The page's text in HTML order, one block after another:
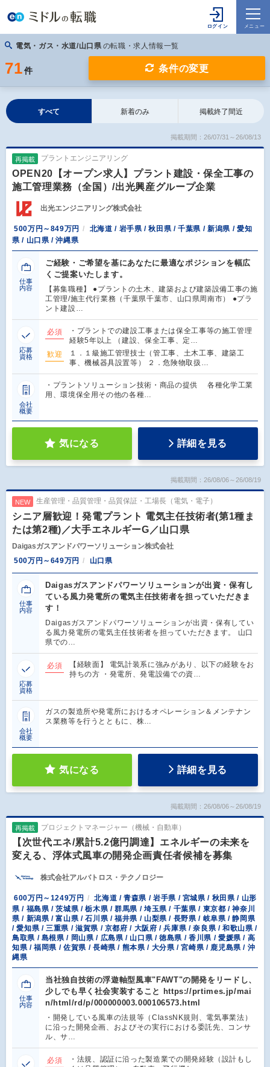
電気・ガス・水道/山口県 の転職・求人情報一覧
71 件 条件の変更
すべて 新着のみ 掲載終了間近
掲載期間：26/07/31～26/08/13
再掲載 プラントエンジニアリング
OPEN20【オープン求人】プラント建設・保全工事の
施工管理業務（全国）/出光興産グループ企業
出光エンジニアリング株式会社
500万円～849万円
北海道 / 岩手県 / 秋田県 / 千葉県 / 新潟県 / 愛知
県 / 山口県 / 沖縄県
仕事
内容
ご経験・ご希望を基にあなたに最適なポジションを幅広
くご提案いたします。
【募集職種】 ●プラントの土木、建築および建築設備工事の施
工管理/施主代行業務（千葉県千葉市、山口県周南市） ●プラ
ント建設…
応募
資格
必須
・プラントでの建設工事または保全工事等の施工管理
経験5年以上 （建設、保全工事、定…
歓迎
１．１級施工管理技士（管工事、土木工事、建築工
事、機械器具設置等） ２．危険物取扱…
会社
概要
・プラントソリューション技術・商品の提供 各種化学工業
用、環境保全用その他の各種…
気になる 詳細を見る
掲載期間：26/08/06～26/08/19
NEW 生産管理・品質管理・品質保証・工場長（電気・電子）
シニア層歓迎！発電プラント 電気主任技術者(第1種ま
たは第2種)／大手エネルギーG／山口県
Daigasガスアンドパワーソリューション株式会社
500万円～649万円
山口県
仕事
内容
Daigasガスアンドパワーソリューションが出資・保有し
ている風力発電所の電気主任技術者を担っていただきま
す！
Daigasガスアンドパワーソリューションが出資・保有してい
る風力発電所の電気主任技術者を担っていただきます。 山口
県での…
応募
資格
必須
【経験面】 電気計装系に強みがあり、以下の経験をお
持ちの方 ・発電所、発電設備での資…
会社
概要
ガスの製造所や発電所におけるオペレーション＆メンテナン
ス業務等を行うとともに、株…
気になる 詳細を見る
掲載期間：26/08/06～26/08/19
再掲載 プロジェクトマネージャー（機械・自動車）
【次世代エネ/累計5.2億円調達】エネルギーの未来を
変える、浮体式風車の開発企画責任者候補を募集
株式会社アルバトロス・テクノロジー
600万円～1249万円
北海道 / 青森県 / 岩手県 / 宮城県 / 秋田県 / 山形
県 / 福島県 / 茨城県 / 栃木県 / 群馬県 / 埼玉県 / 千葉県 / 東京都 / 神奈川
県 / 新潟県 / 富山県 / 石川県 / 福井県 / 山梨県 / 長野県 / 岐阜県 / 静岡県
/ 愛知県 / 三重県 / 滋賀県 / 京都府 / 大阪府 / 兵庫県 / 奈良県 / 和歌山県 /
鳥取県 / 島根県 / 岡山県 / 広島県 / 山口県 / 徳島県 / 香川県 / 愛媛県 / 高
知県 / 福岡県 / 佐賀県 / 長崎県 / 熊本県 / 大分県 / 宮崎県 / 鹿児島県 / 沖
縄県
仕事
内容
当社独自技術の浮遊軸型風車"FAWT"の開発をリードし、
少しでも早く社会実装すること https://prtimes.jp/mai
n/html/rd/p/000000003.000106573.html
・開発している風車の法規等（ClassNK規則、電気事業法）
に沿った開発企画、およびその実行における委託先、コンサ
ル、サ…
必須
・法規、認証に沿った製造業での開発経験（設計もし